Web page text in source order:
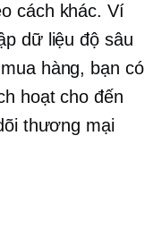
cách khác. Ví
dữ liệu độ sâu
hàng, bạn có
hoạt cho đến
thương mại